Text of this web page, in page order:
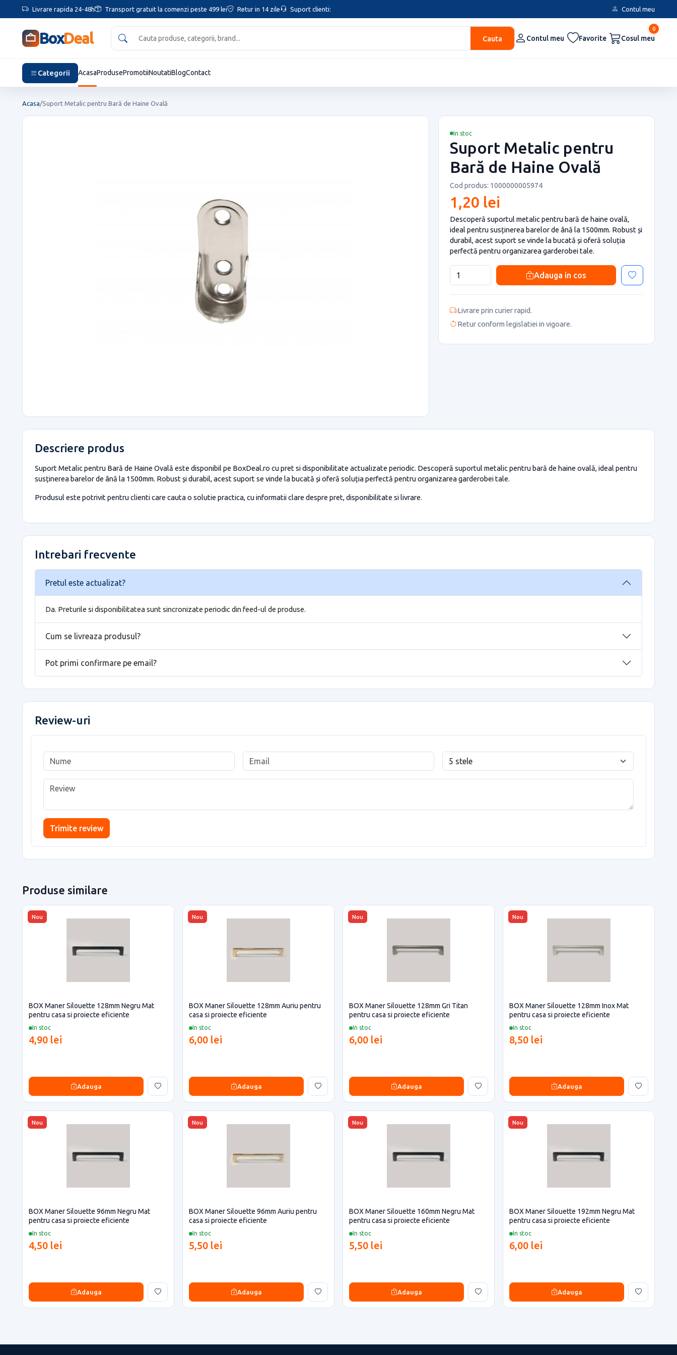
Livrare rapida 24-48h Transport gratuit la comenzi peste 499 lei Retur in 14 zile Suport clienti: Contul meu
BoxDeal Cauta Contul meu Favorite
0
Cosul meu
Categorii AcasaProdusePromotiiNoutatiBlogContact
Acasa/Suport Metalic pentru Bară de Haine Ovală
In stoc
Suport Metalic pentru
Bară de Haine Ovală
Cod produs: 1000000005974
1,20 lei
Descoperă suportul metalic pentru bară de haine ovală,
ideal pentru susținerea barelor de ână la 1500mm. Robust și
durabil, acest suport se vinde la bucată și oferă soluția
perfectă pentru organizarea garderobei tale.
Adauga in cos
Livrare prin curier rapid.
Retur conform legislatiei in vigoare.
Descriere produs
Suport Metalic pentru Bară de Haine Ovală este disponibil pe BoxDeal.ro cu pret si disponibilitate actualizate periodic. Descoperă suportul metalic pentru bară de haine ovală, ideal pentru
susținerea barelor de ână la 1500mm. Robust și durabil, acest suport se vinde la bucată și oferă soluția perfectă pentru organizarea garderobei tale.
Produsul este potrivit pentru clienti care cauta o solutie practica, cu informatii clare despre pret, disponibilitate si livrare.
Intrebari frecvente
Pretul este actualizat?
Da. Preturile si disponibilitatea sunt sincronizate periodic din feed-ul de produse.
Cum se livreaza produsul?
Pot primi confirmare pe email?
Review-uri
Trimite review
Produse similare
Nou
In stoc
BOX Maner Silouette 128mm Negru Mat
pentru casa si proiecte eficiente
4,90 lei
Adauga
Nou
In stoc
BOX Maner Silouette 128mm Auriu pentru
casa si proiecte eficiente
6,00 lei
Adauga
Nou
In stoc
BOX Maner Silouette 128mm Gri Titan
pentru casa si proiecte eficiente
6,00 lei
Adauga
Nou
In stoc
BOX Maner Silouette 128mm Inox Mat
pentru casa si proiecte eficiente
8,50 lei
Adauga
Nou
In stoc
BOX Maner Silouette 96mm Negru Mat
pentru casa si proiecte eficiente
4,50 lei
Adauga
Nou
In stoc
BOX Maner Silouette 96mm Auriu pentru
casa si proiecte eficiente
5,50 lei
Adauga
Nou
In stoc
BOX Maner Silouette 160mm Negru Mat
pentru casa si proiecte eficiente
5,50 lei
Adauga
Nou
In stoc
BOX Maner Silouette 192mm Negru Mat
pentru casa si proiecte eficiente
6,00 lei
Adauga